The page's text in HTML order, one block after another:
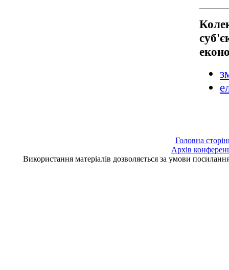
Головна
Архів
Використання матеріалів дозволяється за умови